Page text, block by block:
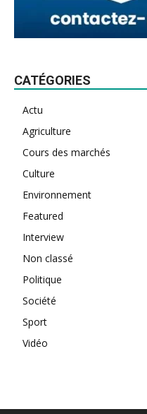
CATÉGORIES
Actu
Agriculture
Cours des marchés
Culture
Environnement
Featured
Interview
Non classé
Politique
Société
Sport
Vidéo